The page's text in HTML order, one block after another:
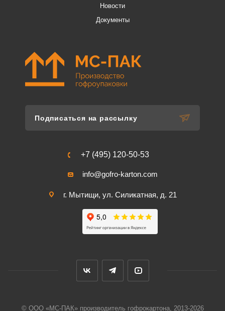
Новости
Документы
Подписаться на рассылку
+7 (495) 120-50-53
info@gofro-karton.com
г. Мытищи, ул. Силикатная, д. 21
© ООО «МС-ПАК» производитель гофрокартона, 2013-2026